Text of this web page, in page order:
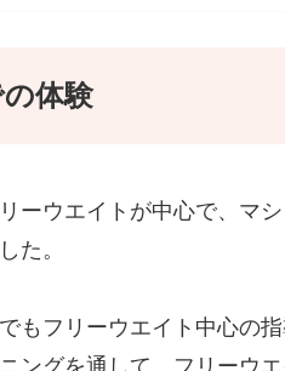
体験
ーウエイトが中心で、マシ
た。
もフリーウエイト中心の